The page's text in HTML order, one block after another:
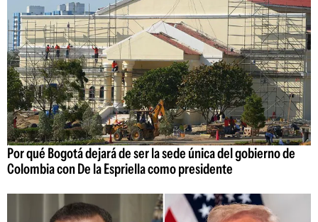
Por qué Bogotá dejará de ser la sede única del gobierno de
Colombia con De la Espriella como presidente